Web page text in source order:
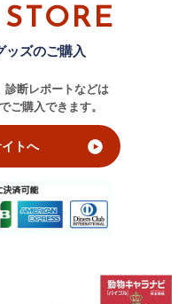
ッズのご購入
診断レポートなどは
ご購入できます。
トへ